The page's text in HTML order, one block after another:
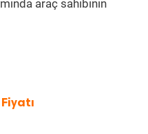
araç sahibinin